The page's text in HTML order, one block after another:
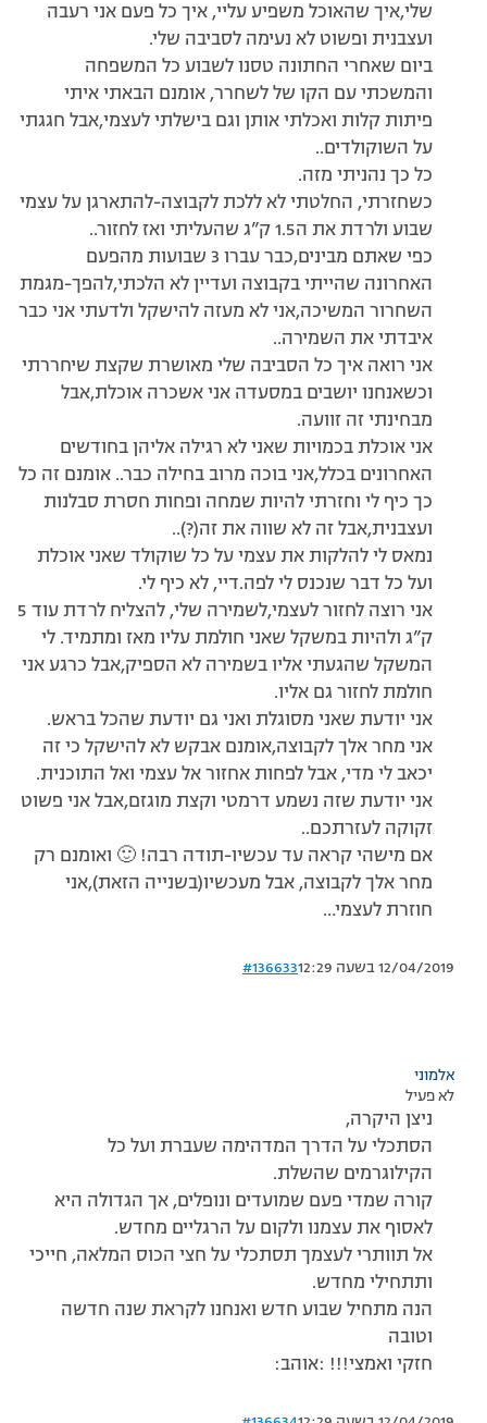
שלי,איך שהאוכל משפיע עליי, איך כל פעם אני רעבה
ועצבנית ופשוט לא נעימה לסביבה שלי.
ביום שאחרי החתונה טסנו לשבוע כל המשפחה
והמשכתי עם הקו של לשחרר, אומנם הבאתי איתי
פיתות קלות ואכלתי אותן וגם בישלתי לעצמי,אבל חגגתי
על השוקולדים..
כל כך נהניתי מזה.
כשחזרתי, החלטתי לא ללכת לקבוצה-להתארגן על עצמי
שבוע ולרדת את ה1.5 ק”ג שהעליתי ואז לחזור..
כפי שאתם מבינים,כבר עברו 3 שבועות מהפעם
האחרונה שהייתי בקבוצה ועדיין לא הלכתי,להפך-מגמת
השחרור המשיכה,אני לא מעזה להישקל ולדעתי אני כבר
איבדתי את השמירה..
אני רואה איך כל הסביבה שלי מאושרת שקצת שיחררתי
וכשאנחנו יושבים במסעדה אני אשכרה אוכלת,אבל
מבחינתי זה זוועה.
אני אוכלת בכמויות שאני לא רגילה אליהן בחודשים
האחרונים בכלל,אני בוכה מרוב בחילה כבר.. אומנם זה כל
כך כיף לי וחזרתי להיות שמחה ופחות חסרת סבלנות
ועצבנית,אבל זה לא שווה את זה(?)..
נמאס לי להלקות את עצמי על כל שוקולד שאני אוכלת
ועל כל דבר שנכנס לי לפה.דיי, לא כיף לי.
אני רוצה לחזור לעצמי,לשמירה שלי, להצליח לרדת עוד 5
ק”ג ולהיות במשקל שאני חולמת עליו מאז ומתמיד. לי
המשקל שהגעתי אליו בשמירה לא הספיק,אבל כרגע אני
חולמת לחזור גם אליו.
אני יודעת שאני מסוגלת ואני גם יודעת שהכל בראש.
אני מחר אלך לקבוצה,אומנם אבקש לא להישקל כי זה
יכאב לי מדי, אבל לפחות אחזור אל עצמי ואל התוכנית.
אני יודעת שזה נשמע דרמטי וקצת מוגזם,אבל אני פשוט
זקוקה לעזרתכם..
אם מישהי קראה עד עכשיו-תודה רבה! 🙂 ואומנם רק
מחר אלך לקבוצה, אבל מעכשיו(בשנייה הזאת),אני
חוזרת לעצמי…
12/04/2019 בשעה 12:29 #136633
אלמוני
לא פעיל
ניצן היקרה,
הסתכלי על הדרך המדהימה שעברת ועל כל
הקילוגרמים שהשלת.
קורה שמדי פעם שמועדים ונופלים, אך הגדולה היא
לאסוף את עצמנו ולקום על הרגליים מחדש.
אל תוותרי לעצמך תסתכלי על חצי הכוס המלאה, חייכי
ותתחילי מחדש.
הנה מתחיל שבוע חדש ואנחנו לקראת שנה חדשה
וטובה
חזקי ואמצי!!! :אוהב: